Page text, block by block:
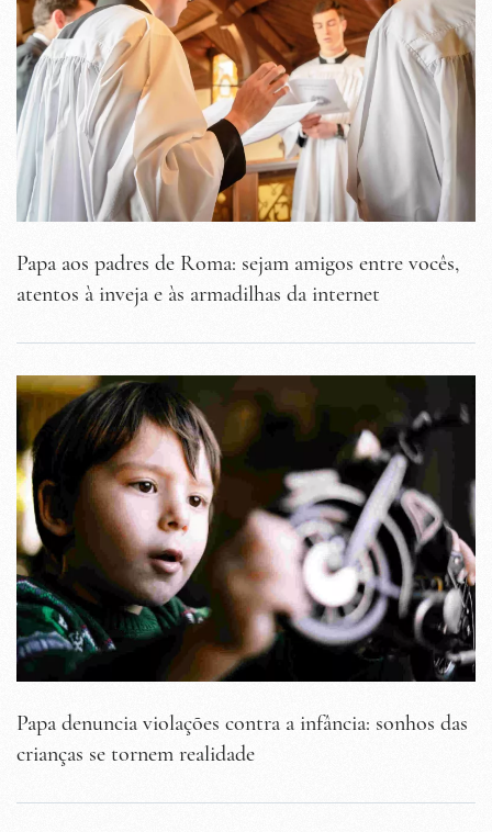
Papa aos padres de Roma: sejam amigos entre vocês,
atentos à inveja e às armadilhas da internet
Papa denuncia violações contra a infância: sonhos das
crianças se tornem realidade